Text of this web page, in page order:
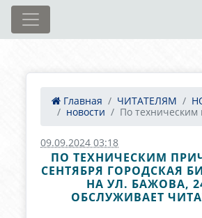
Главная ЧИТАТЕЛЯМ
новости
По
09.09.2024 03:18
ПО ТЕХНИЧЕСКИМ
СЕНТЯБРЯ ГОРОДСКАЯ
НА УЛ. БАЖОВА,
ОБСЛУЖИВАЕТ